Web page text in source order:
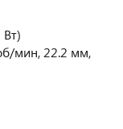
мин, 22.2 мм,